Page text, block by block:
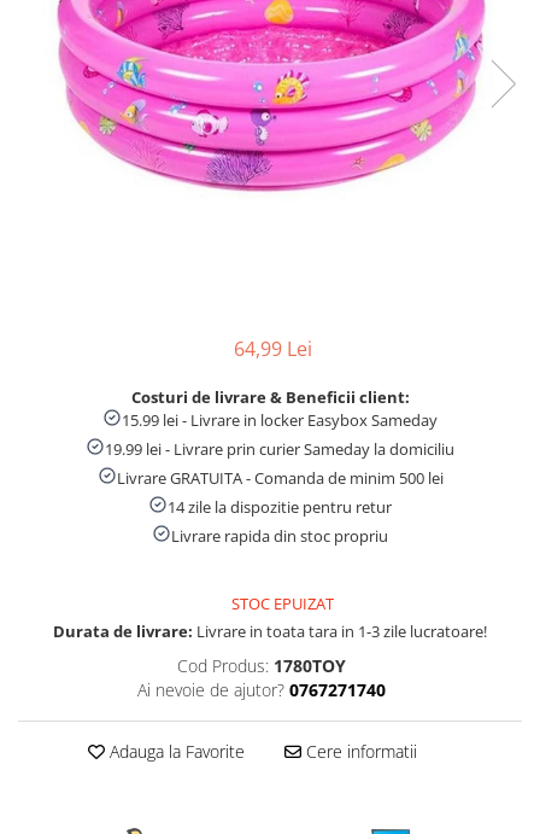
Tablite educative
64,99 Lei
Costuri de livrare & Beneficii client:
15.99 lei - Livrare in locker Easybox Sameday
19.99 lei - Livrare prin curier Sameday la domiciliu
Livrare GRATUITA - Comanda de minim 500 lei
14 zile la dispozitie pentru retur
Livrare rapida din stoc propriu
STOC EPUIZAT
Durata de livrare: Livrare in toata tara in 1-3 zile lucratoare!
Cod Produs: 1780TOY
Ai nevoie de ajutor? 0767271740
Adauga la Favorite Cere informatii